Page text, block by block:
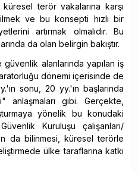
terör vakalarına karşı
ve bu konsepti hızlı bir
artırmak olmalıdır. Bu
da olan belirgin bakıştır.
alanlarında yapılan iş
dönemi içerisinde de
sonu, 20 yy.'ın başlarında
anlaşmaları gibi. Gerçekte,
yönelik bu konudaki
Kuruluşu çalışanları/
da bilinmesi, küresel terörle
ülke taraflarına katkı